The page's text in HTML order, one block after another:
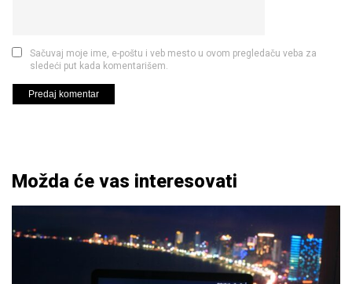
Sačuvaj moje ime, e-poštu i veb mesto u ovom pregledaču veba za
sledeći put kada komentarišem.
Možda će vas interesovati